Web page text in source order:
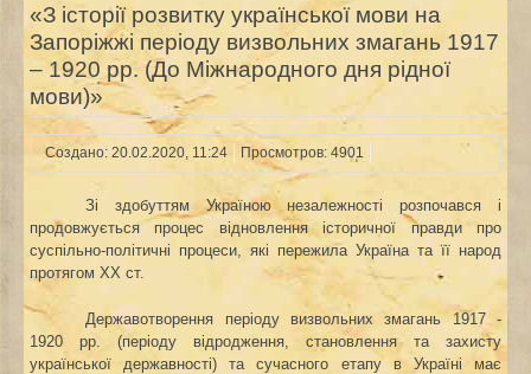
«З історії розвитку української мови на
Запоріжжі періоду визвольних змагань 1917
– 1920 рр. (До Міжнародного дня рідної
мови)»
Создано: 20.02.2020, 11:24 Просмотров: 4901
Зі здобуттям Україною незалежності розпочався і
продовжується процес відновлення історичної правди про
суспільно-політичні процеси, які пережила Україна та її народ
протягом ХХ ст.
Державотворення періоду визвольних змагань 1917 -
1920 рр. (періоду відродження, становлення та захисту
української державності) та сучасного етапу в Україні має